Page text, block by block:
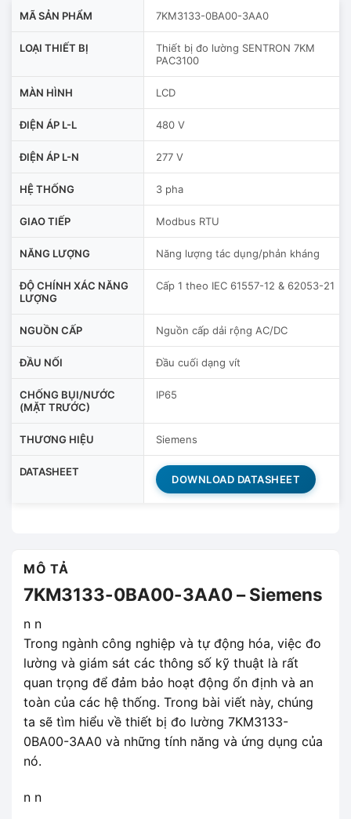
MÃ SẢN PHẨM 7KM3133-0BA00-3AA0
LOẠI THIẾT BỊ
Thiết bị đo lường SENTRON 7KM
PAC3100
MÀN HÌNH LCD
ĐIỆN ÁP L-L 480 V
ĐIỆN ÁP L-N 277 V
HỆ THỐNG 3 pha
GIAO TIẾP Modbus RTU
NĂNG LƯỢNG Năng lượng tác dụng/phản kháng
ĐỘ CHÍNH XÁC NĂNG
LƯỢNG
Cấp 1 theo IEC 61557-12 & 62053-21
NGUỒN CẤP Nguồn cấp dải rộng AC/DC
ĐẦU NỐI Đầu cuối dạng vít
CHỐNG BỤI/NƯỚC
(MẶT TRƯỚC)
IP65
THƯƠNG HIỆU Siemens
DATASHEET
DOWNLOAD DATASHEET
MÔ TẢ
7KM3133-0BA00-3AA0 – Siemens
n n
Trong ngành công nghiệp và tự động hóa, việc đo
lường và giám sát các thông số kỹ thuật là rất
quan trọng để đảm bảo hoạt động ổn định và an
toàn của các hệ thống. Trong bài viết này, chúng
ta sẽ tìm hiểu về thiết bị đo lường 7KM3133-
0BA00-3AA0 và những tính năng và ứng dụng của
nó.
n n